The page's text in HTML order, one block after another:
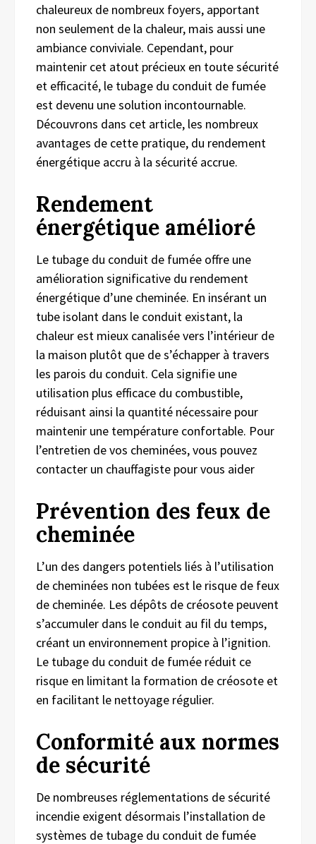
chaleureux de nombreux foyers, apportant
non seulement de la chaleur, mais aussi une
ambiance conviviale. Cependant, pour
maintenir cet atout précieux en toute sécurité
et efficacité, le tubage du conduit de fumée
est devenu une solution incontournable.
Découvrons dans cet article, les nombreux
avantages de cette pratique, du rendement
énergétique accru à la sécurité accrue.
Rendement
énergétique amélioré
Le tubage du conduit de fumée offre une
amélioration significative du rendement
énergétique d’une cheminée. En insérant un
tube isolant dans le conduit existant, la
chaleur est mieux canalisée vers l’intérieur de
la maison plutôt que de s’échapper à travers
les parois du conduit. Cela signifie une
utilisation plus efficace du combustible,
réduisant ainsi la quantité nécessaire pour
maintenir une température confortable. Pour
l’entretien de vos cheminées, vous pouvez
contacter un chauffagiste pour vous aider
Prévention des feux de
cheminée
L’un des dangers potentiels liés à l’utilisation
de cheminées non tubées est le risque de feux
de cheminée. Les dépôts de créosote peuvent
s’accumuler dans le conduit au fil du temps,
créant un environnement propice à l’ignition.
Le tubage du conduit de fumée réduit ce
risque en limitant la formation de créosote et
en facilitant le nettoyage régulier.
Conformité aux normes
de sécurité
De nombreuses réglementations de sécurité
incendie exigent désormais l’installation de
systèmes de tubage du conduit de fumée